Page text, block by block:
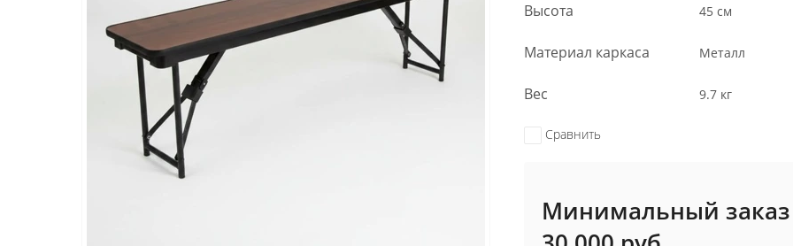
Высота 45 см
Материал каркаса Металл
Вес 9.7 кг
Сравнить
Минимальный заказ